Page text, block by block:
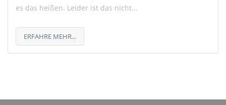
es das heißen. Leider ist das nicht...
ERFAHRE MEHR...